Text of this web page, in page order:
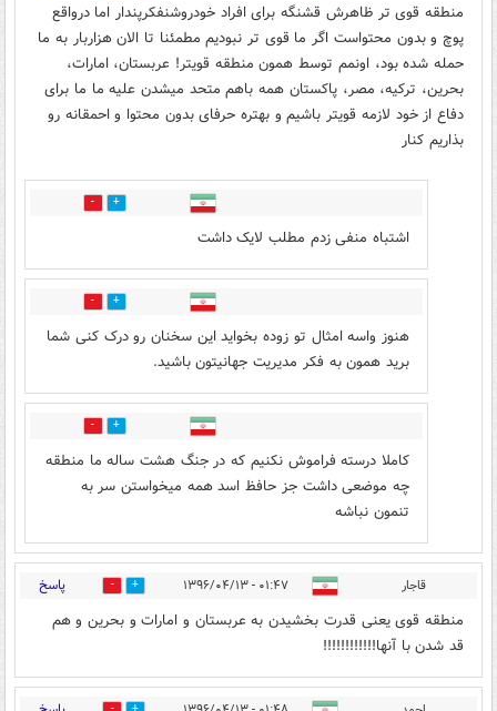
منطقه قوی تر ظاهرش قشنگه برای افراد خودروشنفکرپندار اما درواقع
پوچ و بدون محتواست اگر ما قوی تر نبودیم مطمئنا تا الان هزاربار به ما
حمله شده بود، اونمم توسط همون منطقه قویتر! عربستان، امارات،
بحرین، ترکیه، مصر، پاکستان همه باهم متحد میشدن علیه ما ما برای
دفاع از خود لازمه قویتر باشیم و بهتره حرفای بدون محتوا و احمقانه رو
بذاریم کنار
31
اشتباه منفی زدم مطلب لایک داشت
8
هنوز واسه امثال تو زوده بخواید این سخنان رو درک کنی شما
برید همون به فکر مدیریت جهانیتون باشید.
11
کاملا درسته فراموش نکنیم که در جنگ هشت ساله ما منطقه
چه موضعی داشت جز حافظ اسد همه میخواستن سر به
تنمون نباشه
قاجار ۰۱:۴۷ - ۱۳۹۶/۰۴/۱۳ 125 پاسخ
منطقه قوی یعنی قدرت بخشیدن به عربستان و امارات و بحرین و هم
قد شدن با آنها!!!!!!!!!!!!